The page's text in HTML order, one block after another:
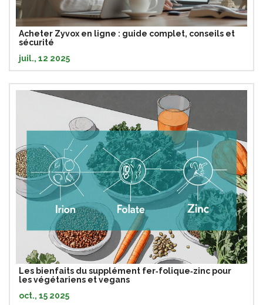
Acheter Zyvox en ligne : guide complet, conseils et
sécurité
juil., 12 2025
Les bienfaits du supplément fer‑folique‑zinc pour
les végétariens et vegans
oct., 15 2025